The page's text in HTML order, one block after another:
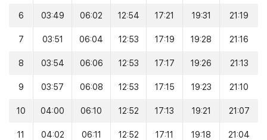
6 03:49 06:02 12:54 17:21 19:31 21:19
7 03:51 06:04 12:53 17:19 19:28 21:16
8 03:54 06:06 12:53 17:17 19:26 21:13
9 03:57 06:08 12:53 17:15 19:23 21:10
10 04:00 06:10 12:52 17:13 19:21 21:07
11 04:02 06:11 12:52 17:11 19:18 21:04